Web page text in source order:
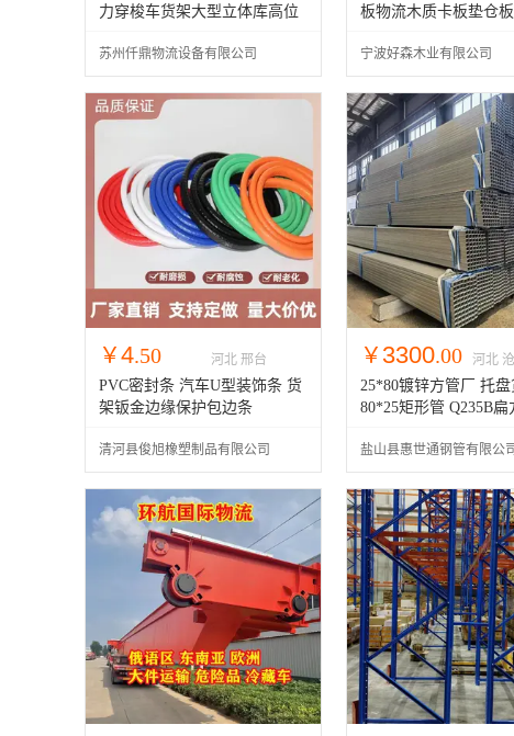
力穿梭车货架大型立体库高位
苏州仟鼎物流设备有限公司
板物流木质卡板垫仓
宁波好森木业有限公司
￥4.50 河北 邢台
PVC密封条 汽车U型装饰条 货
架钣金边缘保护包边条
清河县俊旭橡塑制品有限公司
￥ 3300.00 河北
25*80镀锌方管厂 托盘
80*25矩形管 Q235B扁
盐山县惠世通钢管有限公司